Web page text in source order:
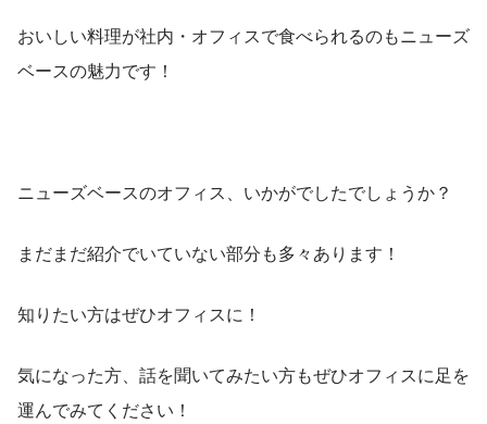
おいしい料理が社内・オフィスで食べられるのもニューズ
ベースの魅力です！
ニューズベースのオフィス、いかがでしたでしょうか？
まだまだ紹介でいていない部分も多々あります！
知りたい方はぜひオフィスに！
気になった方、話を聞いてみたい方もぜひオフィスに足を
運んでみてください！